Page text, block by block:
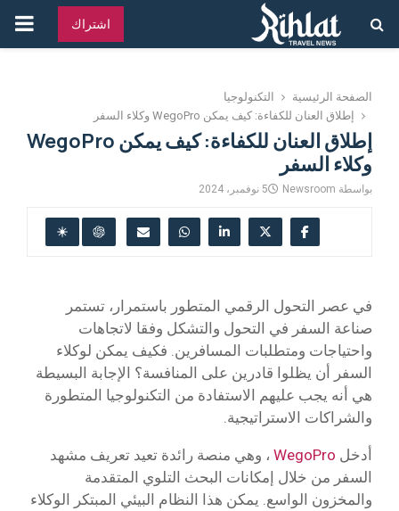
اشتراك
الصفحة الرئيسية
التكنولوجيا
إطلاق العنان للكفاءة: كيف يمكن WegoPro وكلاء السفر
إطلاق العنان للكفاءة: كيف يمكن WegoPro
وكلاء السفر
بواسطة Newsroom 5 نوفمبر، 2024
في عصر التحول الرقمي المتطور باستمرار، تستمر
صناعة السفر في التحول والتشكل وفقا لاتجاهات
واحتياجات ومتطلبات المسافرين. فكيف يمكن لوكلاء
السفر أن يظلوا قادرين على المنافسة؟ الإجابة البسيطة
هي أنه يجب عليهم الاستفادة من التكنولوجيا المتطورة
والشراكات الاستراتيجية.
أدخل WegoPro ، وهي منصة رائدة تعيد تعريف مشهد
السفر من خلال إمكانات البحث التلوي المتقدمة
والمخزون الواسع. يمكن هذا النظام البيئي المبتكر الوكلاء